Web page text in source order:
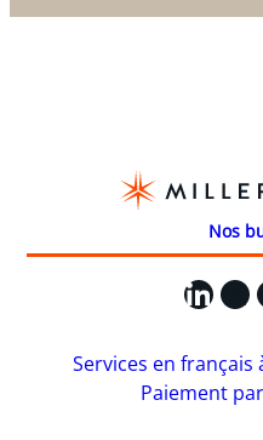
Nos
X
Services en français
Paiement